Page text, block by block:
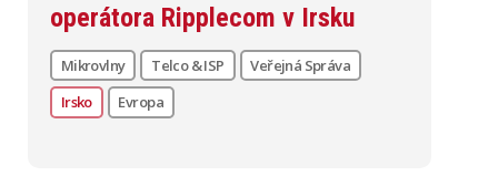
operátora Ripplecom v Irsku
Mikrovlny Telco & ISP
Veřejná Správa
Irsko
Evropa